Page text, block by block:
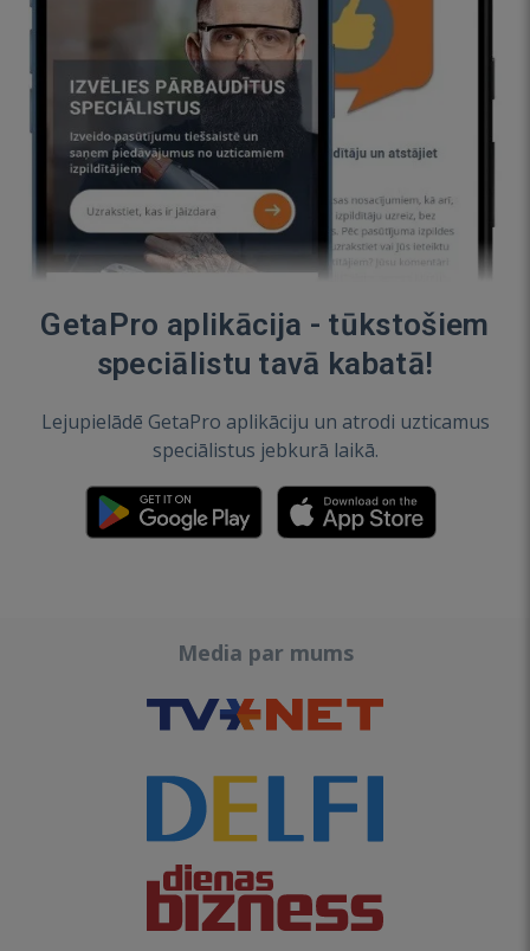
GetaPro aplikācija - tūkstošiem
speciālistu tavā kabatā!
Lejupielādē GetaPro aplikāciju un atrodi uzticamus
speciālistus jebkurā laikā.
Media par mums